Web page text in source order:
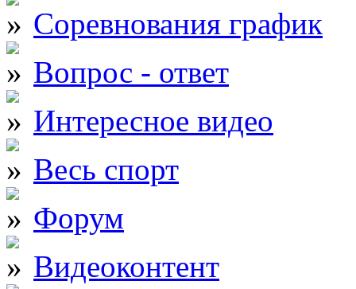
Соревнования график
Вопрос - ответ
Интересное видео
Весь спорт
Форум
Видеоконтент